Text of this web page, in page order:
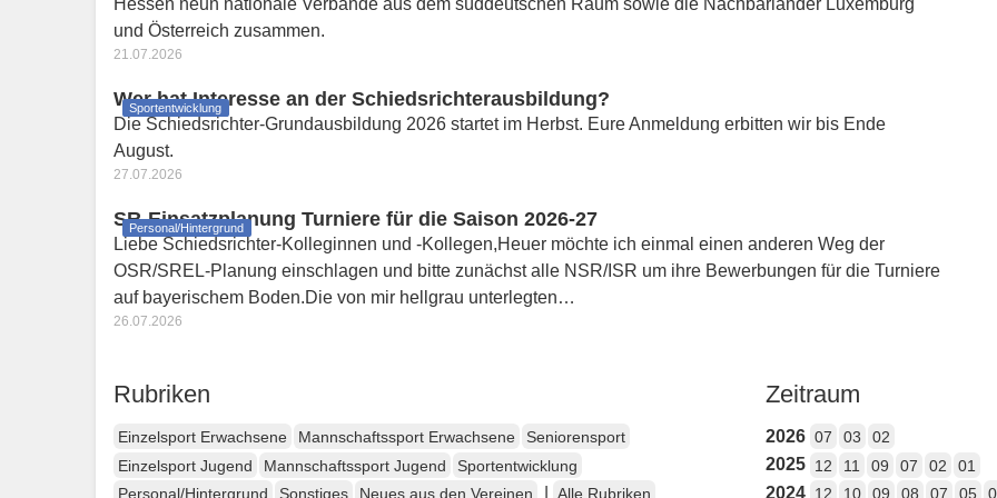
Hessen neun nationale Verbände aus dem süddeutschen Raum sowie die Nachbarländer Luxemburg
und Österreich zusammen.
21.07.2026
Sportentwicklung
Wer hat Interesse an der Schiedsrichterausbildung?
Die Schiedsrichter-Grundausbildung 2026 startet im Herbst. Eure Anmeldung erbitten wir bis Ende
August.
27.07.2026
Personal/Hintergrund
SR-Einsatzplanung Turniere für die Saison 2026-27
Liebe Schiedsrichter-Kolleginnen und -Kollegen,Heuer möchte ich einmal einen anderen Weg der
OSR/SREL-Planung einschlagen und bitte zunächst alle NSR/ISR um ihre Bewerbungen für die Turniere
auf bayerischem Boden.Die von mir hellgrau unterlegten…
26.07.2026
Rubriken
Einzelsport Erwachsene Mannschaftssport Erwachsene
Seniorensport
Einzelsport Jugend
Mannschaftssport Jugend
Sportentwicklung
Personal/Hintergrund
Sonstiges Neues aus den Vereinen Alle Rubriken
Zeitraum
2026 07 03 02
2025 12 11 09 07 02 01
2024 12 10 09 08 07 05